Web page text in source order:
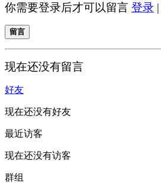
你需要登录后才可以留言 登录 |
留言
现在还没有留言
好友
现在还没有好友
最近访客
现在还没有访客
群组